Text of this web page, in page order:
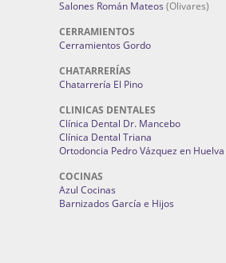
Salones Román Mateos (Olivares)
CERRAMIENTOS
Cerramientos Gordo
CHATARRERÍAS
Chatarrería El Pino
CLINICAS DENTALES
Clínica Dental Dr. Mancebo
Clínica Dental Triana
Ortodoncia Pedro Vázquez en Huelva
COCINAS
Azul Cocinas
Barnizados García e Hijos